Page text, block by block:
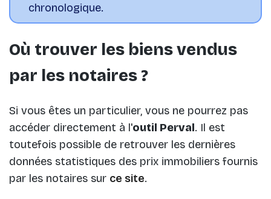
chronologique.
Où trouver les biens vendus
par les notaires ?
Si vous êtes un particulier, vous ne pourrez pas
accéder directement à l'outil Perval. Il est
toutefois possible de retrouver les dernières
données statistiques des prix immobiliers fournis
par les notaires sur ce site.